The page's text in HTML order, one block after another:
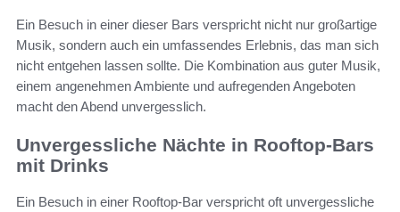
Ein Besuch in einer dieser Bars verspricht nicht nur großartige
Musik, sondern auch ein umfassendes Erlebnis, das man sich
nicht entgehen lassen sollte. Die Kombination aus guter Musik,
einem angenehmen Ambiente und aufregenden Angeboten
macht den Abend unvergesslich.
Unvergessliche Nächte in Rooftop-Bars
mit Drinks
Ein Besuch in einer Rooftop-Bar verspricht oft unvergessliche